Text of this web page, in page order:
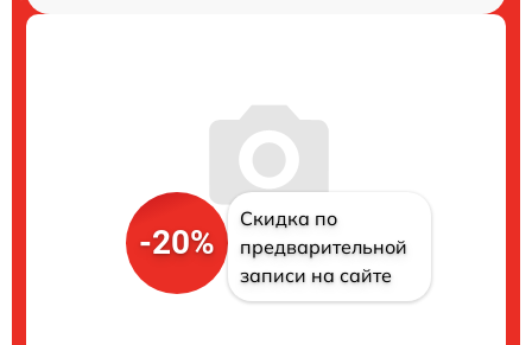
-20%
Скидка по
предварительной
записи на сайте